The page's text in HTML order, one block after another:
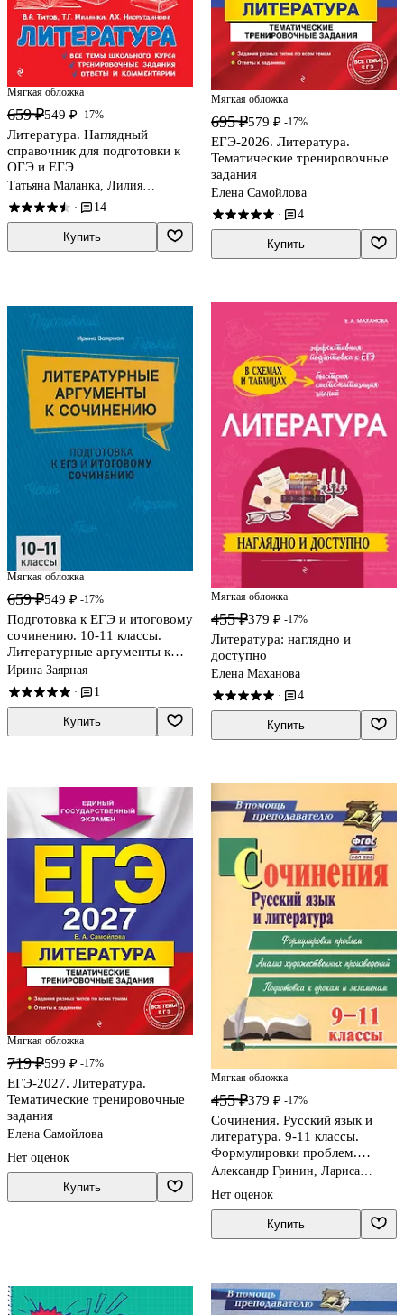
Мягкая обложка
659 ₽549 ₽ -17%
Литература. Наглядный
справочник для подготовки к
ОГЭ и ЕГЭ
Татьяна Маланка, Лилия
Насрутдинова, Вячеслав Титов
· 14
Купить
Мягкая обложка
695 ₽579 ₽ -17%
ЕГЭ-2026. Литература.
Тематические тренировочные
задания
Елена Самойлова
· 4
Купить
Мягкая обложка
659 ₽549 ₽ -17%
Подготовка к ЕГЭ и итоговому
сочинению. 10-11 классы.
Литературные аргументы к
сочинению
Ирина Заярная
· 1
Купить
Мягкая обложка
455 ₽379 ₽ -17%
Литература: наглядно и
доступно
Елена Маханова
· 4
Купить
Мягкая обложка
719 ₽599 ₽ -17%
ЕГЭ-2027. Литература.
Тематические тренировочные
задания
Елена Самойлова
Нет оценок
Купить
Мягкая обложка
455 ₽379 ₽ -17%
Сочинения. Русский язык и
литература. 9-11 классы.
Формулировки проблем.
Анализ художественных
урокам и экзаменам
Александр Гринин, Лариса
Нет оценок
Купить